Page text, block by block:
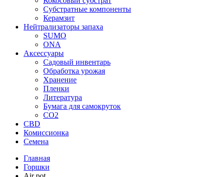
Субстратные компоненты
Керамзит
Нейтрализаторы запаха
SUMO
ONA
Аксессуары
Садовый инвентарь
Обработка урожая
Хранение
Пленки
Литература
Бумага для самокруток
CO2
CBD
Комисcионка
Семена
Главная
Горшки